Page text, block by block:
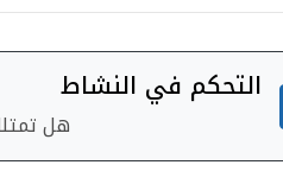
التحكم في النشاط
هل